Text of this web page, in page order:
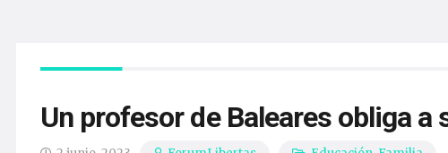
Un profesor de Baleares obliga